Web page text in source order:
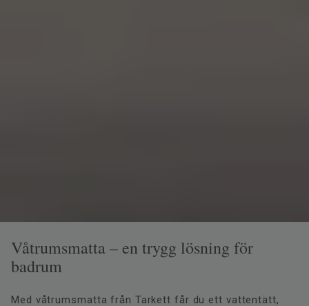
Våtrumsmatta – en trygg lösning för
badrum
Med våtrumsmatta från Tarkett får du ett vattentätt,